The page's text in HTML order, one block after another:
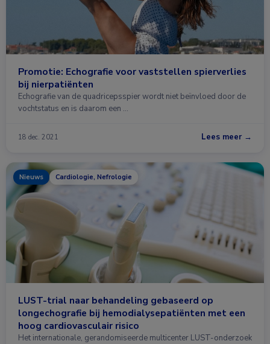
Promotie: Echografie voor vaststellen spierverlies
bij nierpatiënten
Echografie van de quadricepsspier wordt niet beïnvloed door de
vochtstatus en is daarom een …
18 dec. 2021 Lees meer →
Nieuws Cardiologie, Nefrologie
LUST-trial naar behandeling gebaseerd op
longechografie bij hemodialysepatiënten met een
hoog cardiovasculair risico
Het internationale, gerandomiseerde multicenter LUST-onderzoek